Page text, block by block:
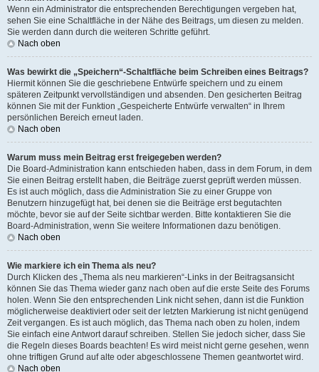
Wenn ein Administrator die entsprechenden Berechtigungen vergeben hat,
sehen Sie eine Schaltfläche in der Nähe des Beitrags, um diesen zu melden.
Sie werden dann durch die weiteren Schritte geführt.
Nach oben
Was bewirkt die „Speichern“-Schaltfläche beim Schreiben eines Beitrags?
Hiermit können Sie die geschriebene Entwürfe speichern und zu einem
späteren Zeitpunkt vervollständigen und absenden. Den gesicherten Beitrag
können Sie mit der Funktion „Gespeicherte Entwürfe verwalten“ in Ihrem
persönlichen Bereich erneut laden.
Nach oben
Warum muss mein Beitrag erst freigegeben werden?
Die Board-Administration kann entschieden haben, dass in dem Forum, in dem
Sie einen Beitrag erstellt haben, die Beiträge zuerst geprüft werden müssen.
Es ist auch möglich, dass die Administration Sie zu einer Gruppe von
Benutzern hinzugefügt hat, bei denen sie die Beiträge erst begutachten
möchte, bevor sie auf der Seite sichtbar werden. Bitte kontaktieren Sie die
Board-Administration, wenn Sie weitere Informationen dazu benötigen.
Nach oben
Wie markiere ich ein Thema als neu?
Durch Klicken des „Thema als neu markieren“-Links in der Beitragsansicht
können Sie das Thema wieder ganz nach oben auf die erste Seite des Forums
holen. Wenn Sie den entsprechenden Link nicht sehen, dann ist die Funktion
möglicherweise deaktiviert oder seit der letzten Markierung ist nicht genügend
Zeit vergangen. Es ist auch möglich, das Thema nach oben zu holen, indem
Sie einfach eine Antwort darauf schreiben. Stellen Sie jedoch sicher, dass Sie
die Regeln dieses Boards beachten! Es wird meist nicht gerne gesehen, wenn
ohne triftigen Grund auf alte oder abgeschlossene Themen geantwortet wird.
Nach oben